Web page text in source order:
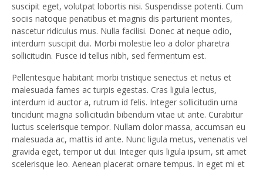
suscipit eget, volutpat lobortis nisi. Suspendisse potenti. Cum
sociis natoque penatibus et magnis dis parturient montes,
nascetur ridiculus mus. Nulla facilisi. Donec at neque odio,
interdum suscipit dui. Morbi molestie leo a dolor pharetra
sollicitudin. Fusce id tellus nibh, sed fermentum est.
Pellentesque habitant morbi tristique senectus et netus et
malesuada fames ac turpis egestas. Cras ligula lectus,
interdum id auctor a, rutrum id felis. Integer sollicitudin urna
tincidunt magna sollicitudin bibendum vitae ut ante. Curabitur
luctus scelerisque tempor. Nullam dolor massa, accumsan eu
malesuada ac, mattis id ante. Nunc ligula metus, venenatis vel
gravida eget, tempor ut dui. Integer quis ligula ipsum, sit amet
scelerisque leo. Aenean placerat ornare tempus. In eget mi et